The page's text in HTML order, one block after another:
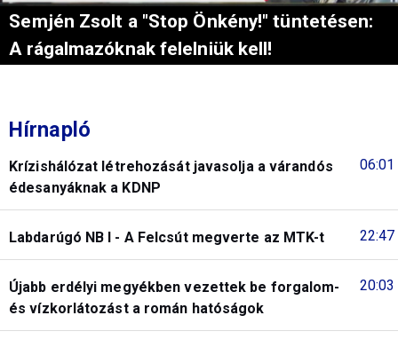
Semjén Zsolt a "Stop Önkény!" tüntetésen:
A rágalmazóknak felelniük kell!
Hírnapló
06:01
Krízishálózat létrehozását javasolja a várandós
édesanyáknak a KDNP
22:47
Labdarúgó NB I - A Felcsút megverte az MTK-t
20:03
Újabb erdélyi megyékben vezettek be forgalom-
és vízkorlátozást a román hatóságok